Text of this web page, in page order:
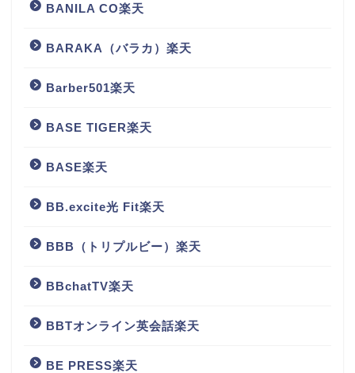
BANILA CO楽天
BARAKA（バラカ）楽天
Barber501楽天
BASE TIGER楽天
BASE楽天
BB.excite光 Fit楽天
BBB（トリプルビー）楽天
BBchatTV楽天
BBTオンライン英会話楽天
BE PRESS楽天